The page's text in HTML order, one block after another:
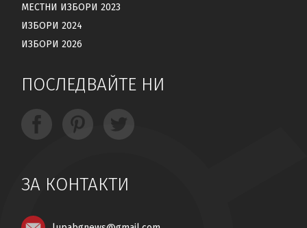
МЕСТНИ ИЗБОРИ 2023
ИЗБОРИ 2024
ИЗБОРИ 2026
ПОСЛЕДВАЙТЕ НИ
ЗА КОНТАКТИ